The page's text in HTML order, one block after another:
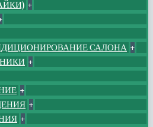
+
САЛОНА +
+
+
+
+